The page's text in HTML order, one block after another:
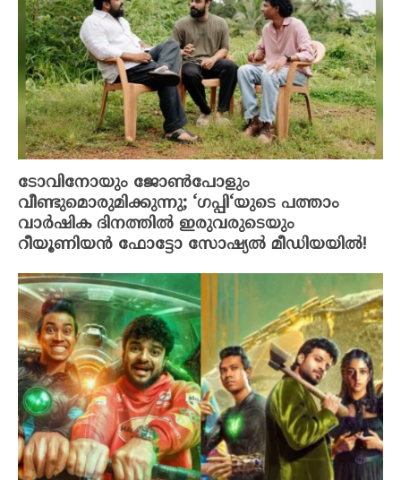
ടോവിനോയും ജോൺപോളും
വീണ്ടുമൊരുമിക്കുന്നു; ‘ഗപ്പി‘യുടെ പത്താം
വാർഷിക ദിനത്തിൽ ഇരുവരുടെയും
റീയൂണിയൻ ഫോട്ടോ സോഷ്യൽ മീഡിയയിൽ!